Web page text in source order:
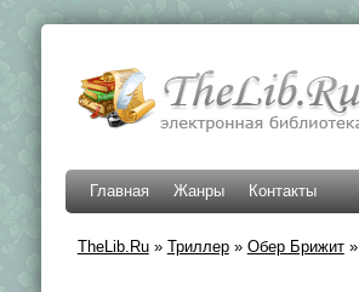
Главная Жанры Контакты
TheLib.Ru» Триллер» Обер Брижит»